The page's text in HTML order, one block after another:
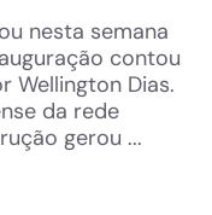
nesta semana
contou
Wellington Dias.
da rede
gerou ...